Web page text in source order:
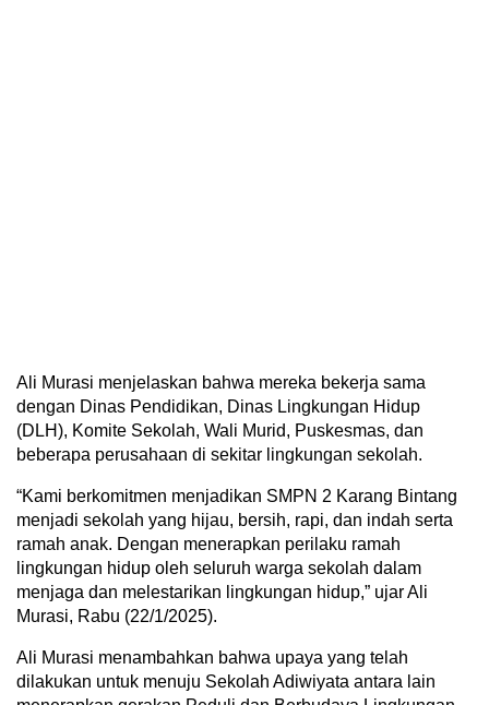
Ali Murasi menjelaskan bahwa mereka bekerja sama
dengan Dinas Pendidikan, Dinas Lingkungan Hidup
(DLH), Komite Sekolah, Wali Murid, Puskesmas, dan
beberapa perusahaan di sekitar lingkungan sekolah.
“Kami berkomitmen menjadikan SMPN 2 Karang Bintang
menjadi sekolah yang hijau, bersih, rapi, dan indah serta
ramah anak. Dengan menerapkan perilaku ramah
lingkungan hidup oleh seluruh warga sekolah dalam
menjaga dan melestarikan lingkungan hidup,” ujar Ali
Murasi, Rabu (22/1/2025).
Ali Murasi menambahkan bahwa upaya yang telah
dilakukan untuk menuju Sekolah Adiwiyata antara lain